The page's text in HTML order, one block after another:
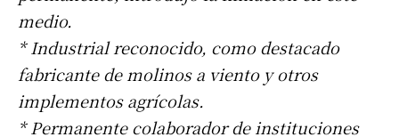
medio.
* Industrial reconocido, como destacado
fabricante de molinos a viento y otros
implementos agrícolas.
* Permanente colaborador de instituciones